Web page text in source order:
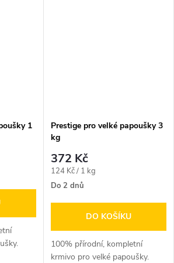
1
Prestige pro velké papoušky 3
kg
372 Kč
Měrná
cena:
124 Kč / 1 kg
Do 2 dnů
DO KOŠÍKU
100% přírodní, kompletní
krmivo pro velké papoušky.